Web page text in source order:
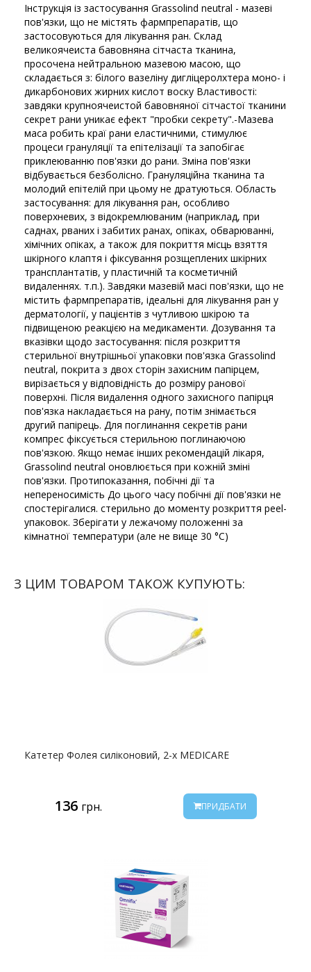
Інструкція із застосування Grassolind neutral - мазеві
пов'язки, що не містять фармпрепаратів, що
застосовуються для лікування ран. Склад
великоячеиста бавовняна сітчаста тканина,
просочена нейтральною мазевою масою, що
складається з: білого вазеліну дигліцеролхтера моно- і
дикарбонових жирних кислот воску Властивості:
завдяки крупноячеистой бавовняної сітчастої тканини
секрет рани уникає ефект "пробки секрету".-Мазева
маса робить краї рани еластичними, стимулює
процеси грануляції та епітелізації та запобігає
приклеюванню пов'язки до рани. Зміна пов'язки
відбувається безболісно. Грануляційна тканина та
молодий епітелій при цьому не дратуються. Область
застосування: для лікування ран, особливо
поверхневих, з відокремлюваним (наприклад, при
саднах, рваних і забитих ранах, опіках, обварюванні,
хімічних опіках, а також для покриття місць взяття
шкірного клаптя і фіксування розщеплених шкірних
трансплантатів, у пластичній та косметичній
видаленнях. т.п.). Завдяки мазевій масі пов'язки, що не
містить фармпрепаратів, ідеальні для лікування ран у
дерматології, у пацієнтів з чутливою шкірою та
підвищеною реакцією на медикаменти. Дозування та
вказівки щодо застосування: після розкриття
стерильної внутрішньої упаковки пов'язка Grassolind
neutral, покрита з двох сторін захисним папірцем,
вирізається у відповідність до розміру ранової
поверхні. Після видалення одного захисного папірця
пов'язка накладається на рану, потім знімається
другий папірець. Для поглинання секретів рани
компрес фіксується стерильною поглинаючою
пов'язкою. Якщо немає інших рекомендацій лікаря,
Grassolind neutral оновлюється при кожній зміні
пов'язки. Протипоказання, побічні дії та
непереносимість До цього часу побічні дії пов'язки не
спостерігалися. стерильно до моменту розкриття peel-
упаковок. Зберігати у лежачому положенні за
кімнатної температури (але не вище 30 °С)
З ЦИМ ТОВАРОМ ТАКОЖ КУПУЮТЬ:
Катетер Фолея силіконовий, 2-х MEDICARE
136 грн. ПРИДБАТИ